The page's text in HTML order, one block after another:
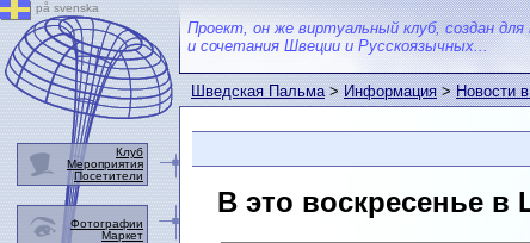
Проект, он же виртуальный клуб, создан для
и сочетания Швеции и Русскоязычных...
Шведская Пальма>Информация>Новости
В это воскресенье
på svenska
Клуб
Мероприятия
Посетители
Фотографии
Маркет